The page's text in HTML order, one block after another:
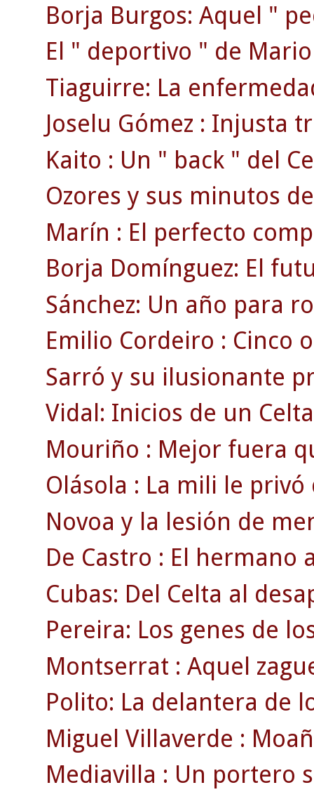
Borja Burgos: Aquel "
El " deportivo " de
Tiaguirre: La
Joselu Gómez : Injusta
Kaito : Un " back " del
Ozores y sus minutos
Marín : El perfecto
Borja Domínguez: El
Sánchez: Un año para
Emilio Cordeiro : Cinco
Sarró y su ilusionante
Vidal: Inicios de un
Mouriño : Mejor fuera
Olásola : La mili le
Novoa y la lesión de
De Castro : El hermano
Cubas: Del Celta al
Pereira: Los genes de
Montserrat : Aquel
Polito: La delantera de
Miguel Villaverde :
Mediavilla : Un portero